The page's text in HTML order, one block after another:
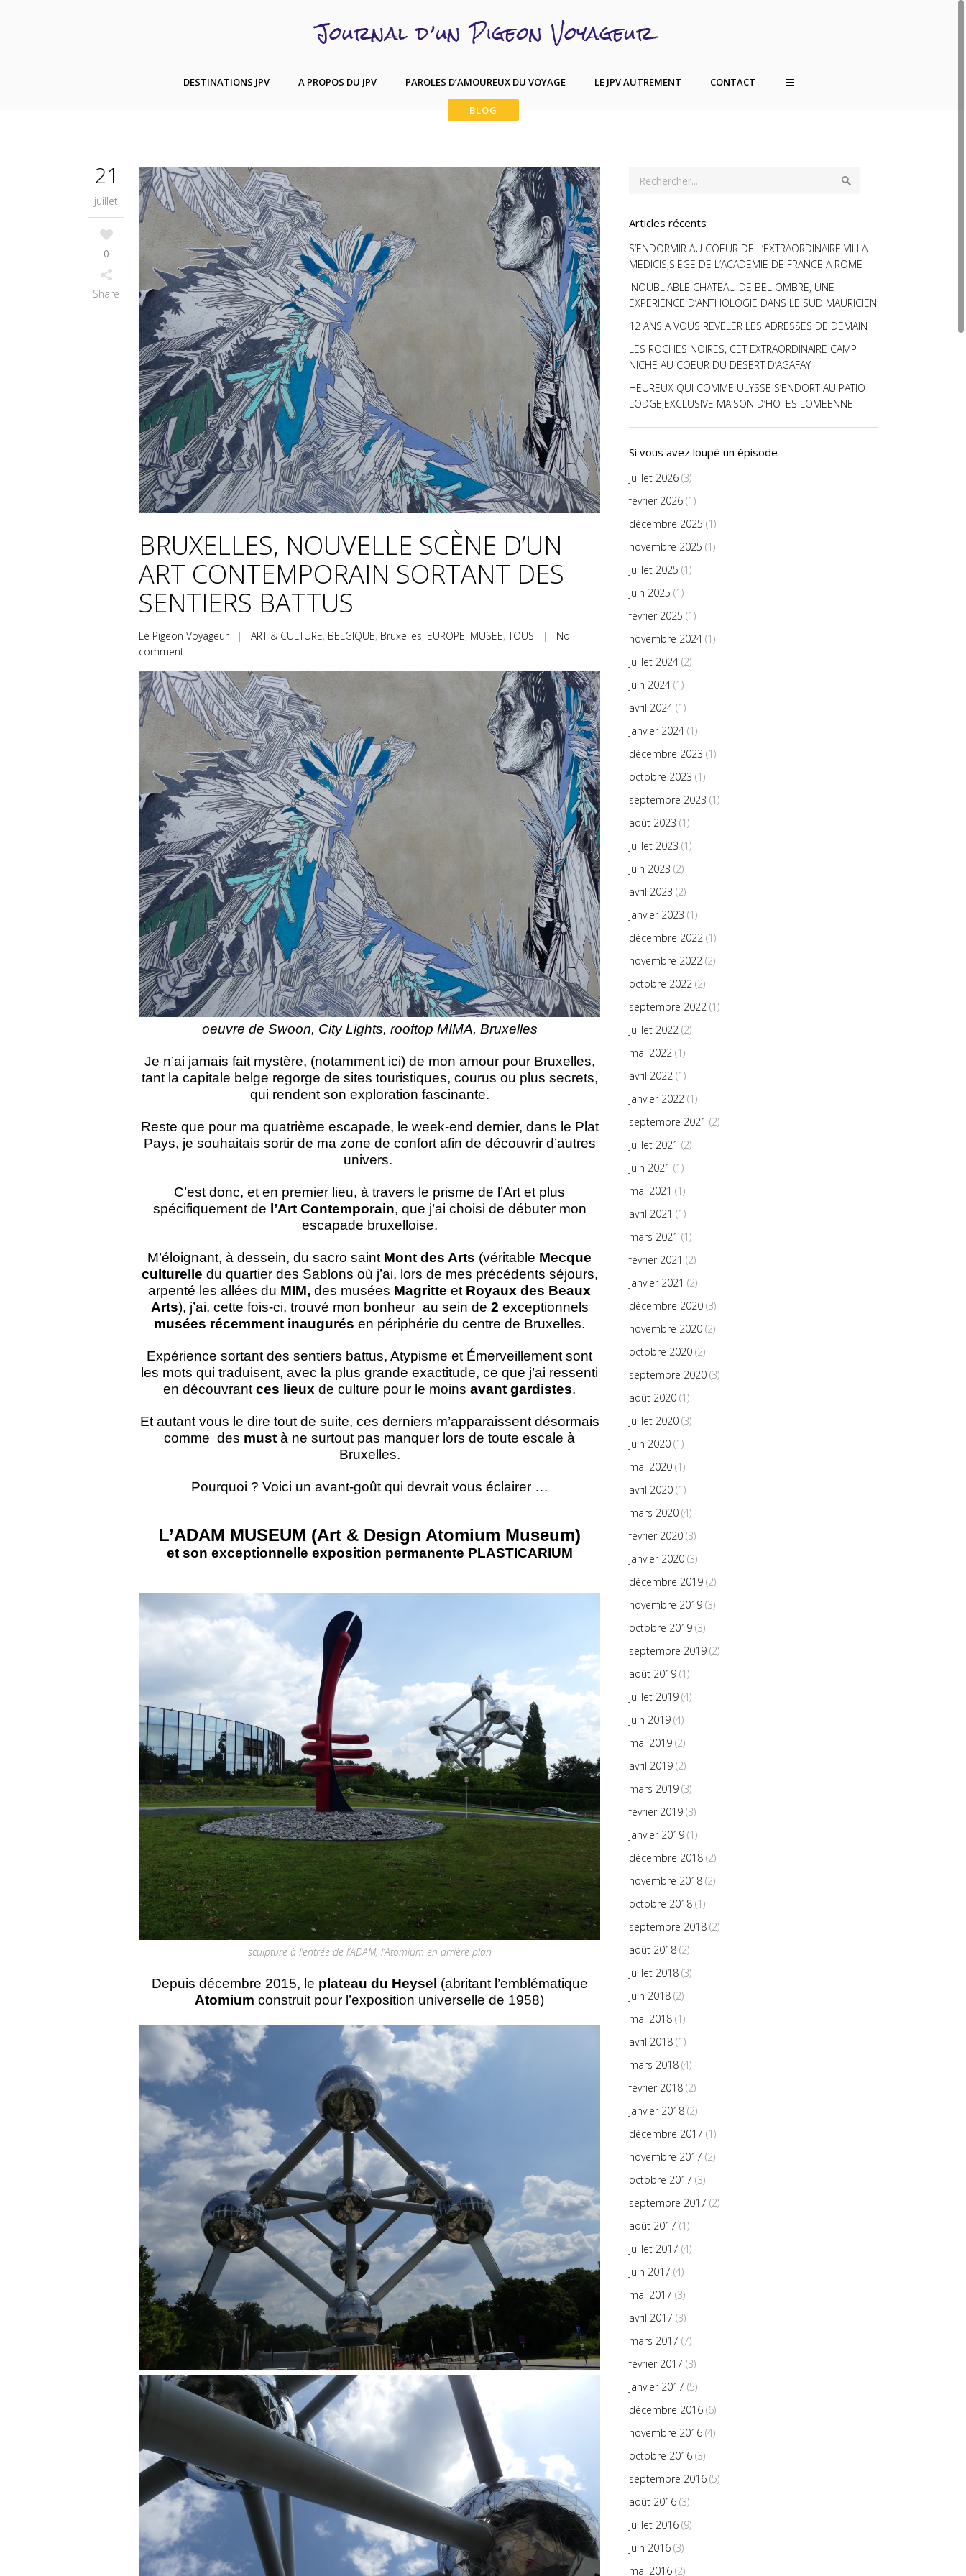
DESTINATIONS JPV A PROPOS DU JPV PAROLES D’AMOUREUX DU VOYAGE LE JPV AUTREMENT CONTACT
21
juillet
0
Share
BRUXELLES, NOUVELLE SCÈNE D’UN
ART CONTEMPORAIN SORTANT DES
SENTIERS BATTUS
Le Pigeon Voyageur|ART & CULTURE, BELGIQUE, Bruxelles, EUROPE, MUSEE,TOUS | No
comment
oeuvre de Swoon, City Lights, rooftop MIMA, Bruxelles
Je n’ai jamais fait mystère, (notamment ici) de mon amour pour Bruxelles,
tant la capitale belge regorge de sites touristiques, courus ou plus secrets,
qui rendent son exploration fascinante.
Reste que pour ma quatrième escapade, le week-end dernier, dans le Plat
Pays, je souhaitais sortir de ma zone de confort afin de découvrir d’autres
univers.
C’est donc, et en premier lieu, à travers le prisme de l’Art et plus
spécifiquement de l’Art Contemporain, que j’ai choisi de débuter mon
escapade bruxelloise.
M’éloignant, à dessein, du sacro saint Mont des Arts (véritable Mecque
culturelle du quartier des Sablons où j’ai, lors de mes précédents séjours,
arpenté les allées du MIM, des musées Magritte et Royaux des Beaux
Arts), j’ai, cette fois-ci, trouvé mon bonheur au sein de 2 exceptionnels
musées récemment inaugurés en périphérie du centre de Bruxelles.
Expérience sortant des sentiers battus, Atypisme et Émerveillement sont
les mots qui traduisent, avec la plus grande exactitude, ce que j’ai ressenti
en découvrantces lieux de culture pour le moinsavant gardistes.
Et autant vous le dire tout de suite, ces derniers m’apparaissent désormais
comme des must à ne surtout pas manquer lors de toute escale à
Bruxelles.
Pourquoi ? Voici un avant-goût qui devrait vous éclairer …
L’ADAM MUSEUM (Art & Design Atomium Museum)
et son exceptionnelle exposition permanente PLASTICARIUM
sculpture à l’entrée de l’ADAM, l’Atomium en arrière plan
Depuis décembre 2015, le plateau du Heysel (abritant l’emblématique
Atomium construit pour l’exposition universelle de 1958)
Articles récents
S’ENDORMIR AU COEUR DE L’EXTRAORDINAIRE VILLA
MEDICIS,SIEGE DE L’ACADEMIE DE FRANCE A ROME
INOUBLIABLE CHATEAU DE BEL OMBRE, UNE
EXPERIENCE D’ANTHOLOGIE DANS LE SUD MAURICIEN
12 ANS A VOUS REVELER LES ADRESSES DE DEMAIN
LES ROCHES NOIRES, CET EXTRAORDINAIRE CAMP
NICHE AU COEUR DU DESERT D’AGAFAY
HEUREUX QUI COMME ULYSSE S’ENDORT AU PATIO
LODGE,EXCLUSIVE MAISON D’HOTES LOMEENNE
Si vous avez loupé un épisode
juillet 2026 (3)
février 2026 (1)
décembre 2025 (1)
novembre 2025 (1)
juillet 2025 (1)
juin 2025 (1)
février 2025 (1)
novembre 2024 (1)
juillet 2024 (2)
juin 2024 (1)
avril 2024 (1)
janvier 2024 (1)
décembre 2023 (1)
octobre 2023 (1)
septembre 2023 (1)
août 2023 (1)
juillet 2023 (1)
juin 2023 (2)
avril 2023 (2)
janvier 2023 (1)
décembre 2022 (1)
novembre 2022 (2)
octobre 2022 (2)
septembre 2022 (1)
juillet 2022 (2)
mai 2022 (1)
avril 2022 (1)
janvier 2022 (1)
septembre 2021 (2)
juillet 2021 (2)
juin 2021 (1)
mai 2021 (1)
avril 2021 (1)
mars 2021 (1)
février 2021 (2)
janvier 2021 (2)
décembre 2020 (3)
novembre 2020 (2)
octobre 2020 (2)
septembre 2020 (3)
août 2020 (1)
juillet 2020 (3)
juin 2020 (1)
mai 2020 (1)
avril 2020 (1)
mars 2020 (4)
février 2020 (3)
janvier 2020 (3)
décembre 2019 (2)
novembre 2019 (3)
octobre 2019 (3)
septembre 2019 (2)
août 2019 (1)
juillet 2019 (4)
juin 2019 (4)
mai 2019 (2)
avril 2019 (2)
mars 2019 (3)
février 2019 (3)
janvier 2019 (1)
décembre 2018 (2)
novembre 2018 (2)
octobre 2018 (1)
septembre 2018 (2)
août 2018 (2)
juillet 2018 (3)
juin 2018 (2)
mai 2018 (1)
avril 2018 (1)
mars 2018 (4)
février 2018 (2)
janvier 2018 (2)
décembre 2017 (1)
novembre 2017 (2)
octobre 2017 (3)
septembre 2017 (2)
août 2017 (1)
juillet 2017 (4)
juin 2017 (4)
mai 2017 (3)
avril 2017 (3)
mars 2017 (7)
février 2017 (3)
janvier 2017 (5)
décembre 2016 (6)
novembre 2016 (4)
octobre 2016 (3)
septembre 2016 (5)
août 2016 (3)
juillet 2016 (9)
juin 2016 (3)
mai 2016 (2)